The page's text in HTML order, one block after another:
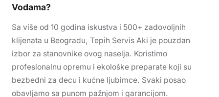
Vodama?
Sa više od 10 godina iskustva i 500+ zadovoljnih
klijenata u Beogradu, Tepih Servis Aki je pouzdan
izbor za stanovnike ovog naselja. Koristimo
profesionalnu opremu i ekološke preparate koji su
bezbedni za decu i kućne ljubimce. Svaki posao
obavljamo sa punom pažnjom i garancijom.